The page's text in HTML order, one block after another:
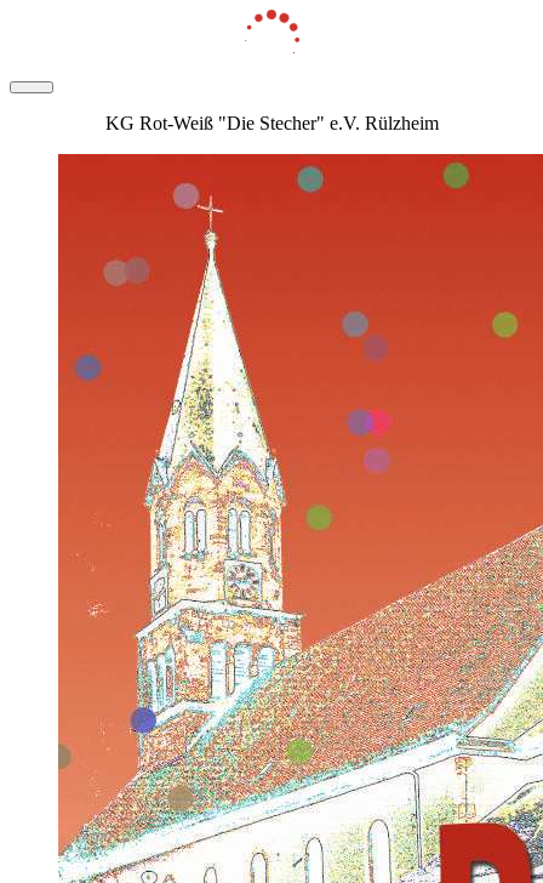
KG Rot-Weiß "Die Stecher" e.V. Rülzheim